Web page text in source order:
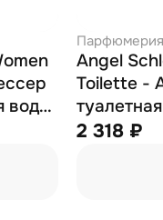
вода
Angel
Toilette -
2 318 ₽